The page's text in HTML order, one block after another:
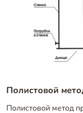
Полистовой
Полистовой метод